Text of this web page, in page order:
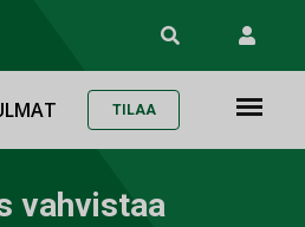
TILAA
vahvistaa